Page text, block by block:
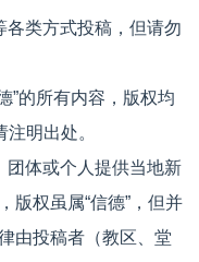
各类方式投稿，但请勿
”的所有内容，版权均
明出处。
团体或个人提供当地新
版权虽属“信德”，但并
由投稿者（教区、堂